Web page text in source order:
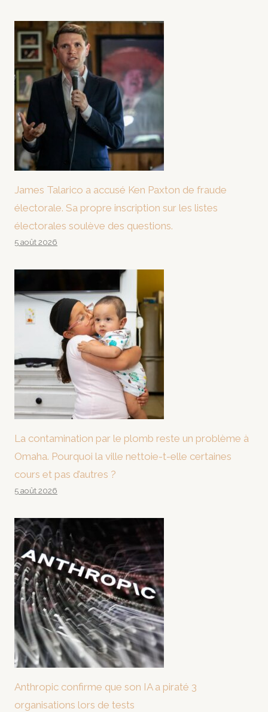
James Talarico a accusé Ken Paxton de fraude
électorale. Sa propre inscription sur les listes
électorales soulève des questions.
5 août 2026
La contamination par le plomb reste un problème à
Omaha. Pourquoi la ville nettoie-t-elle certaines
cours et pas d’autres ?
5 août 2026
Anthropic confirme que son IA a piraté 3
organisations lors de tests